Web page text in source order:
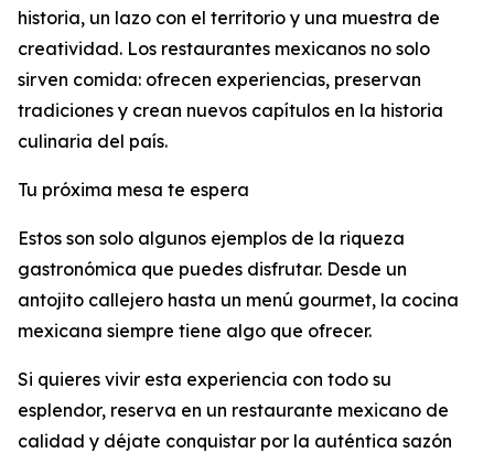
historia, un lazo con el territorio y una muestra de
creatividad. Los restaurantes mexicanos no solo
sirven comida: ofrecen experiencias, preservan
tradiciones y crean nuevos capítulos en la historia
culinaria del país.
Tu próxima mesa te espera
Estos son solo algunos ejemplos de la riqueza
gastronómica que puedes disfrutar. Desde un
antojito callejero hasta un menú gourmet, la cocina
mexicana siempre tiene algo que ofrecer.
Si quieres vivir esta experiencia con todo su
esplendor, reserva en un restaurante mexicano de
calidad y déjate conquistar por la auténtica sazón